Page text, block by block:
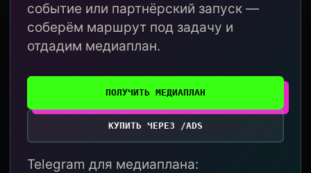
событие или партнёрский запуск —
соберём маршрут под задачу и
отдадим медиаплан.
ПОЛУЧИТЬ МЕДИАПЛАН
КУПИТЬ ЧЕРЕЗ /ADS
Telegram для медиаплана: